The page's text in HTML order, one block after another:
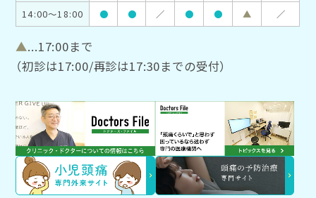
14:00～18:00
● ● ／ ● ● ▲ ／
▲...17:00まで
（初診は17:00/再診は17:30までの受付）